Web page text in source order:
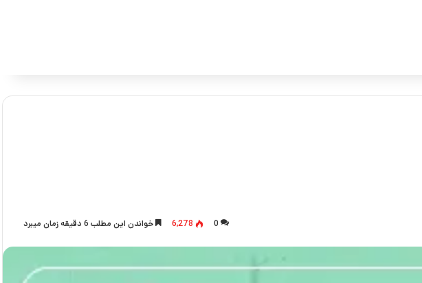
0
6,278 خواندن این مطلب 6 دقیقه زمان میبرد